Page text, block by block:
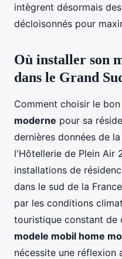
intègrent désormais
décloisonnés pour
Où installer son
dans le Grand
Comment choisir le bon
moderne pour sa
dernières données de
l'Hôtellerie de Plein Air
installations de
dans le sud de la
par les conditions
touristique constant de
modele mobil home
nécessite une réflexion